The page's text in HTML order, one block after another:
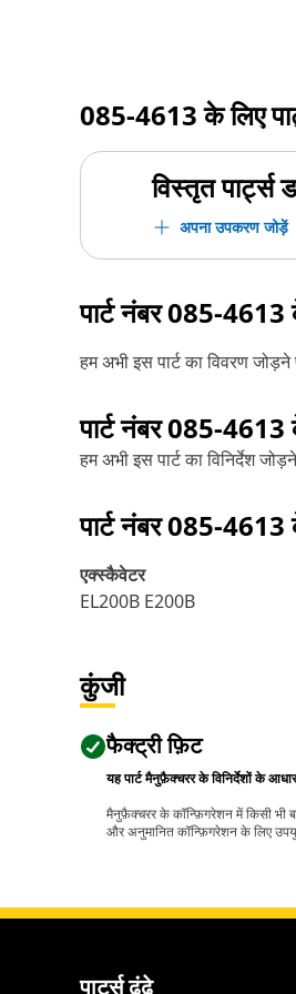
085-4613के लिए
विस्तृत पार्ट्स
अपना उपकरण जोड़ें
पार्ट नंबर085-4613
हम अभी इस पार्ट का विवरण
पार्ट नंबर085-4613
हम अभी इस पार्ट का विनिर्देश
पार्ट नंबर085-4613
एक्स्कैवेटर
EL200B E200B
कुंजी
फैक्ट्री फ़िट
यह पार्ट मैनुफ़ैक्चरर के विनिर्देशों के
मैनुफ़ैक्चरर के कॉन्फ़िगरेशन में किसी भी
और अनुमानित कॉन्फ़िगरेशन के लिए
पार्ट्स ढूंढे